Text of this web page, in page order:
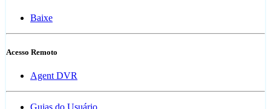
Baixe
Acesso Remoto
Agent DVR
Guias do Usuário